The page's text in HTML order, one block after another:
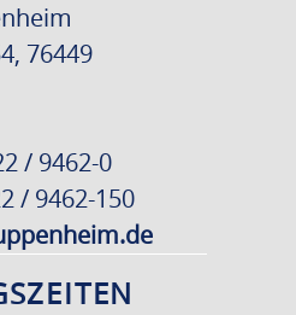
76449
/ 9462-0
/ 9462-150